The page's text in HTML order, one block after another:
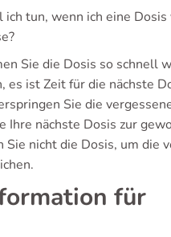
ich tun, wenn ich eine Dosis
Sie die Dosis so schnell
es ist Zeit für die nächste
Sie die
Ihre nächste Dosis zur
Sie nicht die Dosis, um die
für